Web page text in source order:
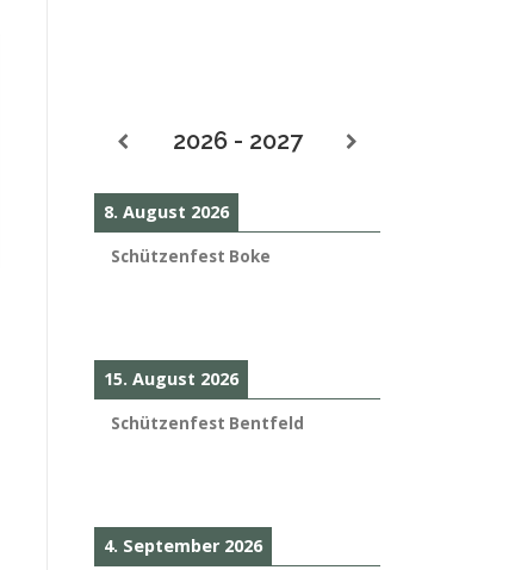
2026 - 2027
8. August 2026
Schützenfest Boke
15. August 2026
Schützenfest Bentfeld
4. September 2026